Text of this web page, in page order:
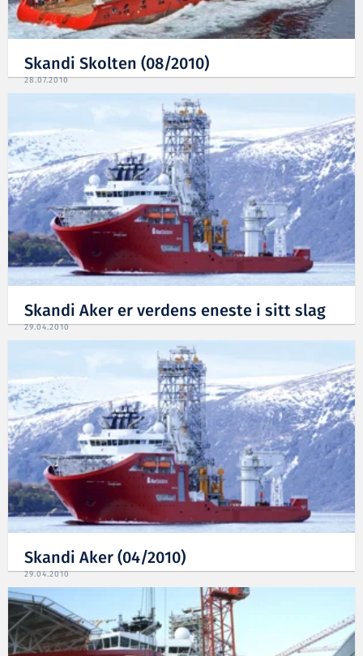
Skandi Skolten (08/2010)
28.07.2010
Skandi Aker er verdens eneste i sitt slag
29.04.2010
Skandi Aker (04/2010)
29.04.2010